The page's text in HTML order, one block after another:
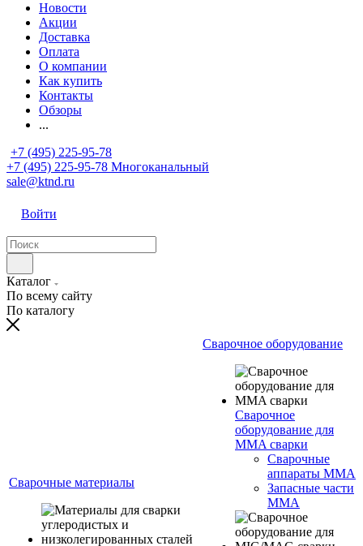
Новости
Акции
Доставка
Оплата
О компании
Как купить
Контакты
Обзоры
...
+7 (495) 225-95-78
+7 (495) 225-95-78 Многоканальный
sale@ktnd.ru
Войти
Каталог
По всему сайту
По каталогу
Сварочные материалы
Сварочное оборудование
Сварочное
оборудование для
MMA сварки
Сварочные
аппараты MMA
Запасные части
MMA